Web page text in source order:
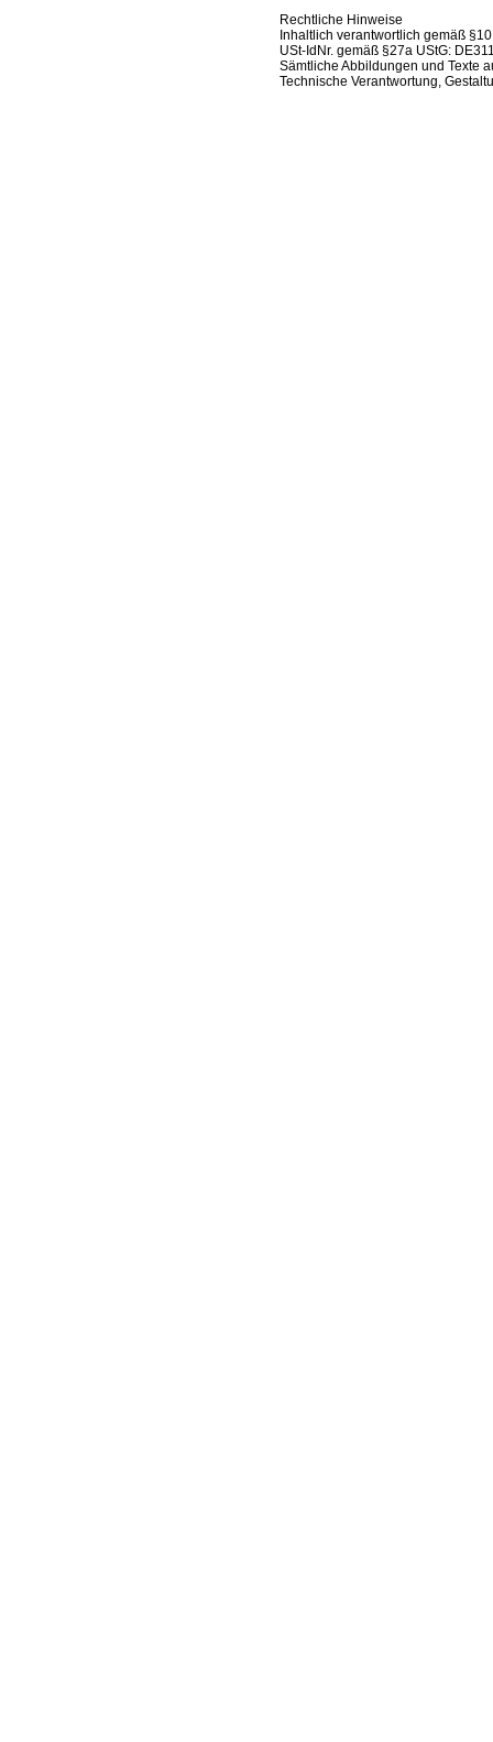
Rechtliche Hinweise
Inhaltlich verantwortlich gemäß
USt-IdNr. gemäß §27a UStG:
Sämtliche Abbildungen und Texte
Technische Verantwortung,